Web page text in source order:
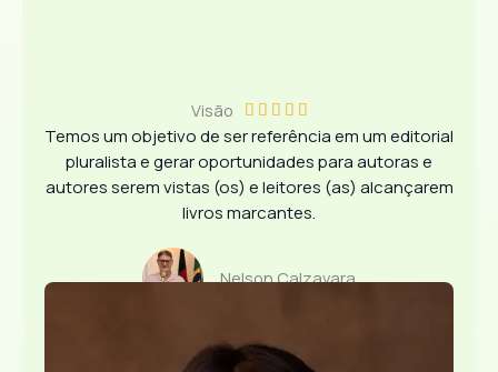
Visão     C
l
a
s
s
i
d
Temos um objetivo de ser referência em um editorial
pluralista e gerar oportunidades para autoras e
autores serem vistas (os) e leitores (as) alcançarem
livros marcantes.
Nelson Calzavara